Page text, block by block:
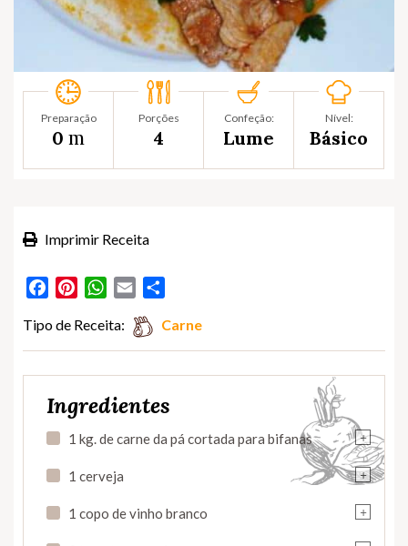
Preparação
0 m
Porções
4
Confeção:
Lume
Nível:
Básico
Imprimir Receita
FacebookPinterestWhatsApp
Email
Tipo de Receita: Carne
Ingredientes
+
1 kg. de carne da pá cortada para bifanas
+
1 cerveja
+
1 copo de vinho branco